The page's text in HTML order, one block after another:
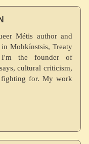
Métis author and
in Mohkínstsis, Treaty
the founder of
cultural criticism,
for. My work